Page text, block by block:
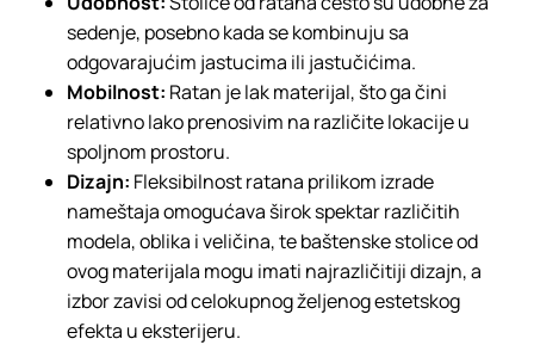
sedenje, posebno kada se kombinuju sa
odgovarajućim jastucima ili jastučićima.
Mobilnost: Ratan je lak materijal, što ga čini
relativno lako prenosivim na različite lokacije u
spoljnom prostoru.
Dizajn: Fleksibilnost ratana prilikom izrade
nameštaja omogućava širok spektar različitih
modela, oblika i veličina, te baštenske stolice od
ovog materijala mogu imati najrazličitiji dizajn, a
izbor zavisi od celokupnog željenog estetskog
efekta u eksterijeru.